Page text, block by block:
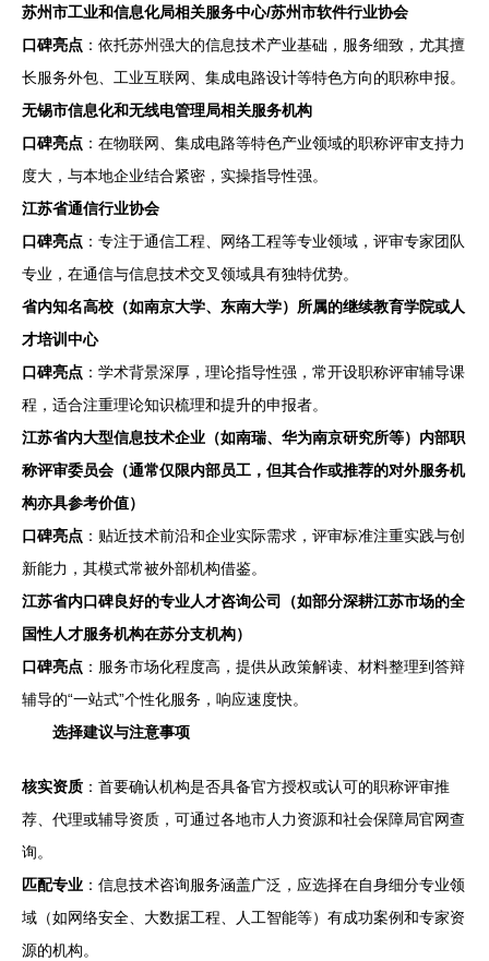
苏州市工业和信息化局相关服务中心/苏州市软件行业协会
口碑亮点 ：依托苏州强大的信息技术产业基础，服务细致，尤其擅
长服务外包、工业互联网、集成电路设计等特色方向的职称申报。
无锡市信息化和无线电管理局相关服务机构
口碑亮点 ：在物联网、集成电路等特色产业领域的职称评审支持力
度大，与本地企业结合紧密，实操指导性强。
江苏省通信行业协会
口碑亮点 ：专注于通信工程、网络工程等专业领域，评审专家团队
专业，在通信与信息技术交叉领域具有独特优势。
省内知名高校（如南京大学、东南大学）所属的继续教育学院或人
才培训中心
口碑亮点 ：学术背景深厚，理论指导性强，常开设职称评审辅导课
程，适合注重理论知识梳理和提升的申报者。
江苏省内大型信息技术企业（如南瑞、华为南京研究所等）内部职
称评审委员会（通常仅限内部员工，但其合作或推荐的对外服务机
构亦具参考价值）
口碑亮点 ：贴近技术前沿和企业实际需求，评审标准注重实践与创
新能力，其模式常被外部机构借鉴。
江苏省内口碑良好的专业人才咨询公司（如部分深耕江苏市场的全
国性人才服务机构在苏分支机构）
口碑亮点 ：服务市场化程度高，提供从政策解读、材料整理到答辩
辅导的“一站式”个性化服务，响应速度快。
选择建议与注意事项
核实资质 ：首要确认机构是否具备官方授权或认可的职称评审推
荐、代理或辅导资质，可通过各地市人力资源和社会保障局官网查
询。
匹配专业 ：信息技术咨询服务涵盖广泛，应选择在自身细分专业领
域（如网络安全、大数据工程、人工智能等）有成功案例和专家资
源的机构。